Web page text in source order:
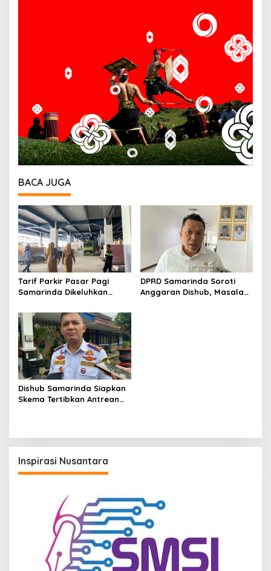
BACA JUGA
Tarif Parkir Pasar Pagi
Samarinda Dikeluhkan
Keterbatasan Lahan
DPRD Samarinda Soroti
Anggaran Dishub, Masalah
Dishub Samarinda Siapkan
Skema Tertibkan Antrean
Inspirasi Nusantara